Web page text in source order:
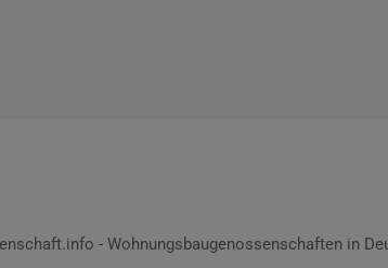
- Wohnungsbaugenossenschaften in